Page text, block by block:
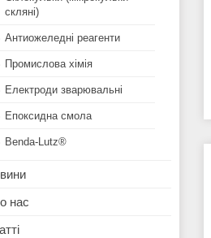
скляні)
Антиожеледні реагенти
Промислова хімія
Електроди зварювальні
Епоксидна смола
Benda-Lutz®
нас